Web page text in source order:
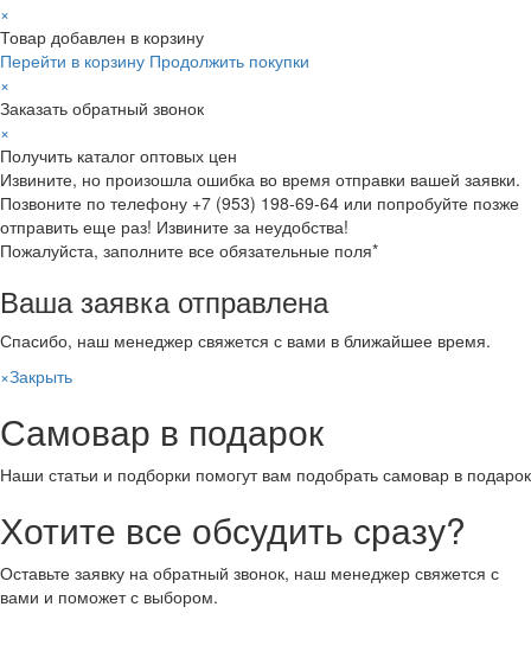
×
Товар добавлен в корзину
Перейти в корзину Продолжить покупки
×
Заказать обратный звонок
×
Получить каталог оптовых цен
Извините, но произошла ошибка во время отправки вашей заявки.
Позвоните по телефону +7 (953) 198-69-64 или попробуйте позже
отправить еще раз! Извините за неудобства!
Пожалуйста, заполните все обязательные поля*
Ваша заявка отправлена
Спасибо, наш менеджер свяжется с вами в ближайшее время.
×Закрыть
Самовар в подарок
Наши статьи и подборки помогут вам подобрать самовар в подарок
Хотите все обсудить сразу?
Оставьте заявку на обратный звонок, наш менеджер свяжется с
вами и поможет с выбором.